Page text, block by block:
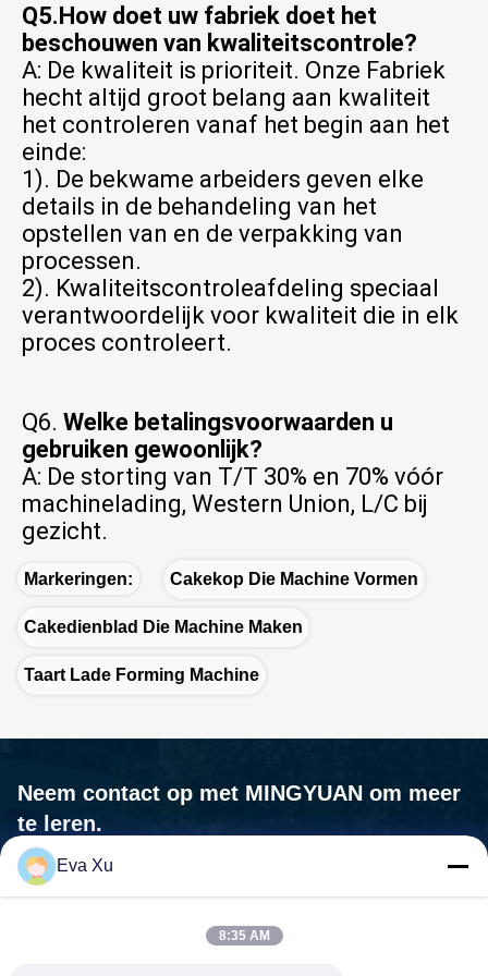
Q5.How doet uw fabriek doet het
beschouwen van kwaliteitscontrole?
A: De kwaliteit is prioriteit. Onze Fabriek
hecht altijd groot belang aan kwaliteit
het controleren vanaf het begin aan het
einde:
1). De bekwame arbeiders geven elke
details in de behandeling van het
opstellen van en de verpakking van
processen.
2). Kwaliteitscontroleafdeling speciaal
verantwoordelijk voor kwaliteit die in elk
proces controleert.
Q6. Welke betalingsvoorwaarden u
gebruiken gewoonlijk?
A: De storting van T/T 30% en 70% vóór
machinelading, Western Union, L/C bij
gezicht.
Markeringen: Cakekop Die Machine Vormen
Cakedienblad Die Machine Maken
Taart Lade Forming Machine
Neem contact op met MINGYUAN om meer
te leren.
Wij zijn niet alleen een leverancier van machines, wij zijn uw
partner, uw De behoeften zijn onze missie.
Adres:No. 1588, Huaming Road, Feiyun Street, Ruian City,
Eva Xu
8:35 AM